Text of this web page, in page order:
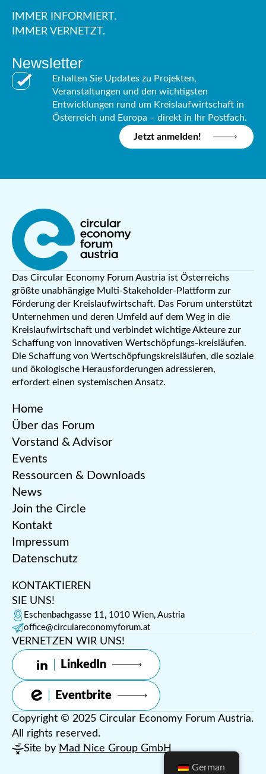
IMMER INFORMIERT.
IMMER VERNETZT.
Newsletter
Erhalten Sie Updates zu Projekten,
Veranstaltungen und den wichtigsten
Entwicklungen rund um Kreislaufwirtschaft in
Österreich und Europa – direkt in Ihr Postfach.
Jetzt anmelden!
Das Circular Economy Forum Austria ist Österreichs
größte unabhängige Multi-Stakeholder-Plattform zur
Förderung der Kreislaufwirtschaft. Das Forum unterstützt
Unternehmen und deren Umfeld auf dem Weg in die
Kreislaufwirtschaft und verbindet wichtige Akteure zur
Schaffung von innovativen Wertschöpfungs-kreisläufen.
Die Schaffung von Wertschöpfungskreisläufen, die soziale
und ökologische Herausforderungen adressieren,
erfordert einen systemischen Ansatz.
Home
Über das Forum
Vorstand & Advisor
Events
Ressourcen & Downloads
News
Join the Circle
Kontakt
Impressum
Datenschutz
KONTAKTIEREN
SIE UNS!
Eschenbachgasse 11, 1010 Wien, Austria
office@circulareconomyforum.at
VERNETZEN WIR UNS!
LinkedIn
Eventbrite
Copyright © 2025 Circular Economy Forum Austria.
All rights reserved.
Site by Mad Nice Group GmbH
German